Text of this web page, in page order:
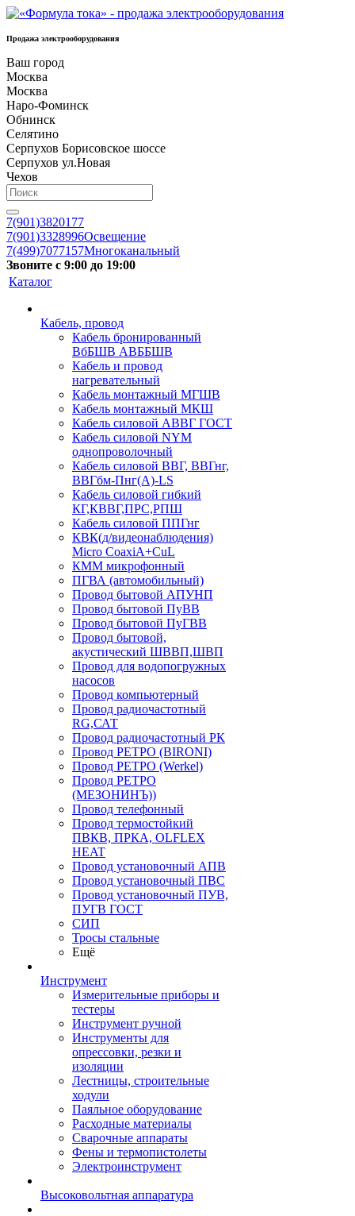
Продажа электрооборудования
Ваш город
Москва
Москва
Наро-Фоминск
Обнинск
Селятино
Серпухов Борисовское шоссе
Серпухов ул.Новая
Чехов
7(901)3820177
7(901)3328996Освещение
7(499)7077157Многоканальный
Звоните с 9:00 до 19:00
Каталог
Кабель, провод
Кабель бронированный
ВбБШВ АВББШВ
Кабель и провод
нагревательный
Кабель монтажный МГШВ
Кабель монтажный МКШ
Кабель силовой АВВГ ГОСТ
Кабель силовой NYM
однопроволочный
Кабель силовой ВВГ, ВВГнг,
ВВГбм-Пнг(А)-LS
Кабель силовой гибкий
КГ,КВВГ,ПРС,РПШ
Кабель силовой ППГнг
КВК(д/видеонаблюдения)
Micro CoaxiA+CuL
КММ микрофонный
ПГВА (автомобильный)
Провод бытовой АПУНП
Провод бытовой ПуВВ
Провод бытовой ПуГВВ
Провод бытовой,
акустический ШВВП,ШВП
Провод для водопогружных
насосов
Провод компьютерный
Провод радиочастотный
RG,САТ
Провод радиочастотный РК
Провод РЕТРО (BIRONI)
Провод РЕТРО (Werkel)
Провод РЕТРО
(МЕЗОНИНЪ))
Провод телефонный
Провод термостойкий
ПВКВ, ПРКА, OLFLEX
HEAT
Провод установочный АПВ
Провод установочный ПВС
Провод установочный ПУВ,
ПУГВ ГОСТ
СИП
Тросы стальные
Ещё
Инструмент
Измерительные приборы и
тестеры
Инструмент ручной
Инструменты для
опрессовки, резки и
изоляции
Лестницы, строительные
ходули
Паяльное оборудование
Расходные материалы
Сварочные аппараты
Фены и термопистолеты
Электроинструмент
Высоковольтная аппаратура